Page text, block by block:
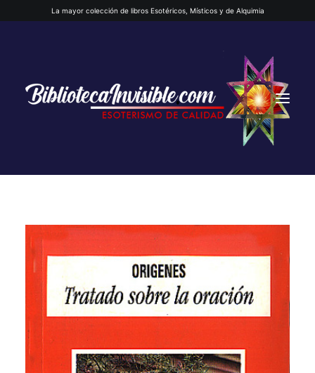
La mayor colección de libros Esotéricos, Místicos y de Alquimia
INICIO
QUIENES SOMOS
CATEGORÍAS